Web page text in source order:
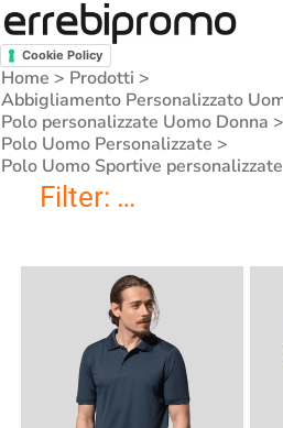
Cookie Policy
Home > Prodotti >
Abbigliamento Personalizzato
Polo personalizzate Uomo Donna >
Polo Uomo Personalizzate >
Polo Uomo Sportive personalizzate
Filter: Polo Uomo